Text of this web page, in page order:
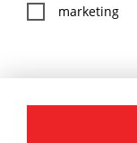
:
marketing